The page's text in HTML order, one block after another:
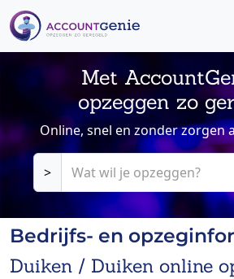
Met
opzeggen zo
Online, snel en zonder zorgen
>
Bedrijfs- en
Duiken / Duiken online